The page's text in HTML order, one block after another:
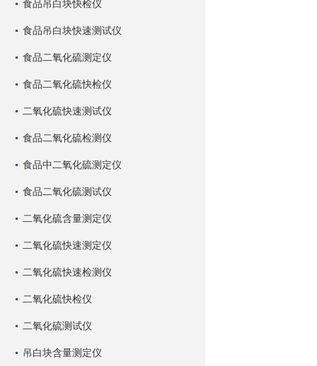
食品吊白块快检仪
食品吊白块快速测试仪
食品二氧化硫测定仪
食品二氧化硫快检仪
二氧化硫快速测试仪
食品二氧化硫检测仪
食品中二氧化硫测定仪
食品二氧化硫测试仪
二氧化硫含量测定仪
二氧化硫快速测定仪
二氧化硫快速检测仪
二氧化硫快检仪
二氧化硫测试仪
吊白块含量测定仪